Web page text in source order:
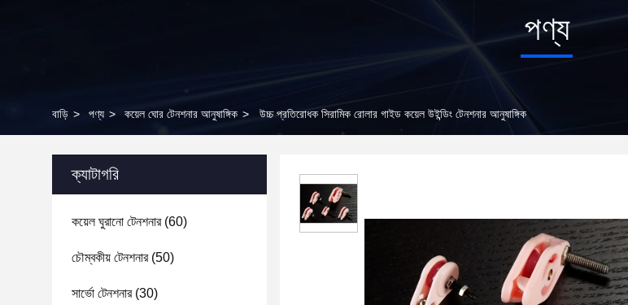
পণ্য
বাড়ি > পণ্য > কয়েল ঘোর টেনশনার আনুষাঙ্গিক > উচ্চ প্রতিরোধক সিরামিক রোলার গাইড কয়েল উইন্ডিং টেনশনার আনুষাঙ্গিক
ক্যাটাগরি
কয়েল ঘুরানো টেনশনার(60)
চৌম্বকীয় টেনশনার(50)
সার্ভো টেনশনার(30)